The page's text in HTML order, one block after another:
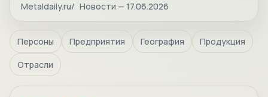
Metaldaily.ru Новости — 17.06.2026
Персоны Предприятия География Продукция
Отрасли